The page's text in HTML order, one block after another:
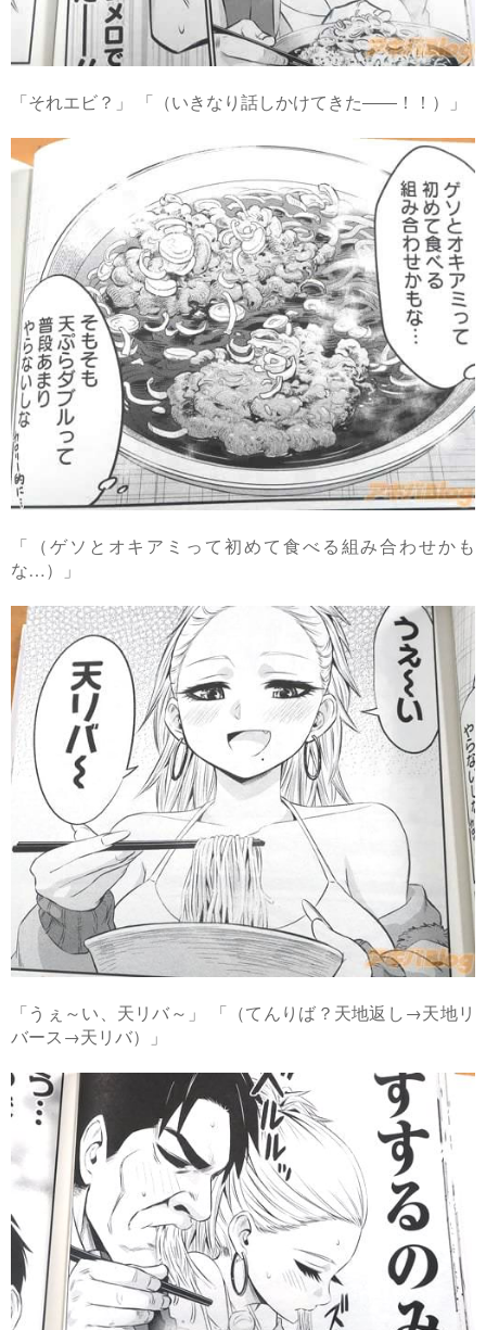
「それエビ？」 「（いきなり話しかけてきた――！！）」
「（ゲソとオキアミって初めて食べる組み合わせかも
な…）」
「うぇ～い、天リバ～」 「（てんりば？天地返し→天地リ
バース→天リバ）」